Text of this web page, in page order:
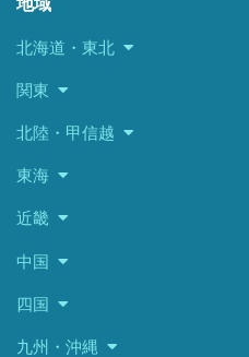
地域
北海道・東北
関東
北陸・甲信越
東海
近畿
中国
四国
九州・沖縄